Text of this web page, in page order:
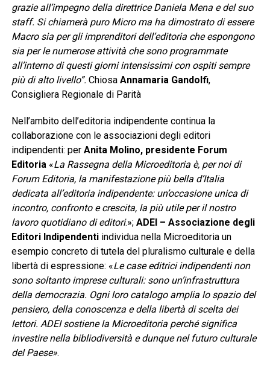
grazie all’impegno della direttrice Daniela Mena e del suo
staff. Si chiamerà puro Micro ma ha dimostrato di essere
Macro sia per gli imprenditori dell’editoria che espongono
sia per le numerose attività che sono programmate
all’interno di questi giorni intensissimi con ospiti sempre
più di alto livello”. Chiosa Annamaria Gandolfi,
Consigliera Regionale di Parità
Nell’ambito dell’editoria indipendente continua la
collaborazione con le associazioni degli editori
indipendenti: per Anita Molino, presidente Forum
Editoria «La Rassegna della Microeditoria è, per noi di
Forum Editoria, la manifestazione più bella d’Italia
dedicata all’editoria indipendente: un’occasione unica di
incontro, confronto e crescita, la più utile per il nostro
lavoro quotidiano di editori.»; ADEI – Associazione degli
Editori Indipendentiindividua nella Microeditoria un
esempio concreto di tutela del pluralismo culturale e della
libertà di espressione: «Le case editrici indipendenti non
sono soltanto imprese culturali: sono un’infrastruttura
della democrazia. Ogni loro catalogo amplia lo spazio del
pensiero, della conoscenza e della libertà di scelta dei
lettori. ADEI sostiene la Microeditoria perché significa
investire nella bibliodiversità e dunque nel futuro culturale
del Paese».